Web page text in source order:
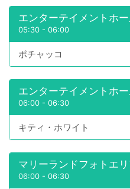
エンターテイメントホ
05:30 - 06:00
ポチャッコ
エンターテイメントホ
06:00 - 06:30
キティ・ホワイト
マリーランドフォトエ
06:00 - 06:30